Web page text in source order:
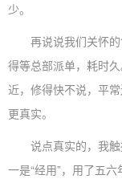
少。
再说说我们关怀的
得等总部派单，耗时
近，修得快不说，平
更真实。
说点真实的，我触
一是“经用”，用了五